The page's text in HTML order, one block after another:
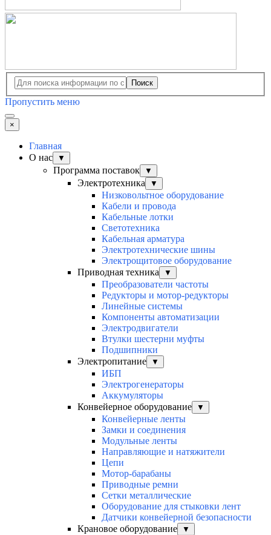
Поиск
Пропустить меню
×
Главная
О нас
▼
Программа поставок ▼
Электротехника ▼
Низковольтное оборудование
Кабели и провода
Кабельные лотки
Светотехника
Кабельная арматура
Электротехнические шины
Электрощитовое оборудование
Приводная техника
▼
Преобразователи частоты
Редукторы и мотор-редукторы
Линейные системы
Компоненты автоматизации
Электродвигатели
Втулки шестерни муфты
Подшипники
Электропитание
▼
ИБП
Электрогенераторы
Аккумуляторы
Конвейерное оборудование
▼
Конвейерные ленты
Замки и соединения
Модульные ленты
Направляющие и натяжители
Цепи
Мотор-барабаны
Приводные ремни
Сетки металлические
Оборудование для стыковки лент
Датчики конвейерной безопасности
Крановое оборудование
▼